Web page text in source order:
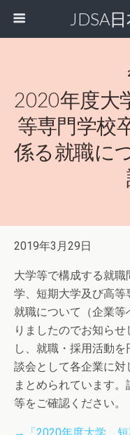
JDSA
2020年度大
等専門学校
係る就職に
2019年3月29日
大学等で構成する就
学、短期大学及び高等
就職について（企業
りましたのでお知ら
し、就職・採用活動
談会として各企業に
まとめられています
等をご確認ください。